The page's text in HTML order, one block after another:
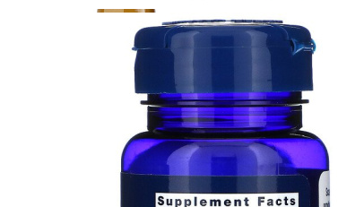
ДИЕТИЧЕСКОЕ ПИТАНИЕ
ЖИРОСЖИГАТЕЛИ